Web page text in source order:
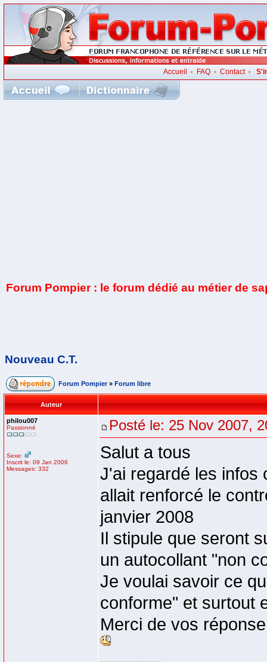
Accueil • FAQ• Contact•
Forum Pompier : le forum dédié au métier de
Nouveau C.T.
Forum Pompier » Forum libre
Auteur
philou007
Passionné
Sexe:
Inscrit le: 09 Jan 2006
Messages: 332
Posté le: 25 Nov 2007,
Salut a tous
J'ai regardé les infos
allait renforcé le
janvier 2008
Il stipule que seront
un autocollant "non
Je voulai savoir ce
conforme" et surtout
Merci de vos réponse